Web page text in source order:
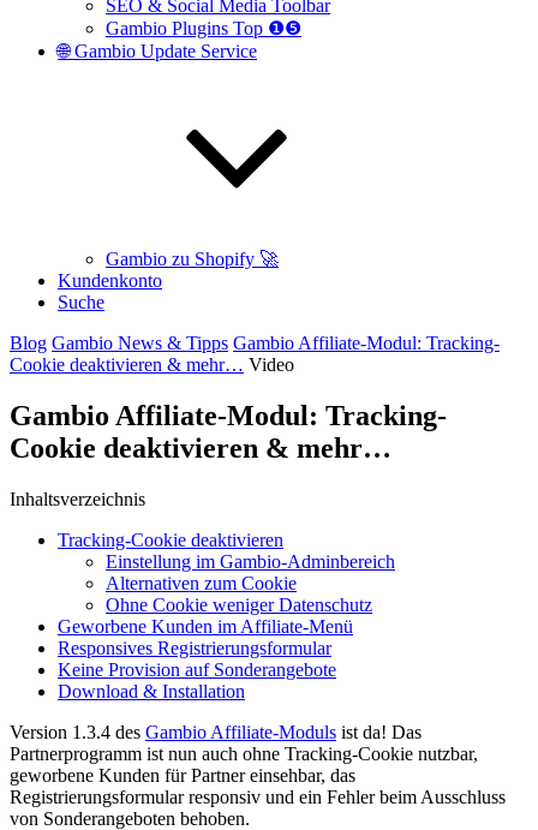
SEO & Social Media Toolbar
Gambio Plugins Top ❶❺
🌐 Gambio Update Service
Gambio zu Shopify 🚀
Kundenkonto
Suche
Blog Gambio News & Tipps Gambio Affiliate-Modul: Tracking-
Cookie deaktivieren & mehr… Video
Gambio Affiliate-Modul: Tracking-
Cookie deaktivieren & mehr…
Inhaltsverzeichnis
Tracking-Cookie deaktivieren
Einstellung im Gambio-Adminbereich
Alternativen zum Cookie
Ohne Cookie weniger Datenschutz
Geworbene Kunden im Affiliate-Menü
Responsives Registrierungsformular
Keine Provision auf Sonderangebote
Download & Installation
Version 1.3.4 des Gambio Affiliate-Moduls ist da! Das
Partnerprogramm ist nun auch ohne Tracking-Cookie nutzbar,
geworbene Kunden für Partner einsehbar, das
Registrierungsformular responsiv und ein Fehler beim Ausschluss
von Sonderangeboten behoben.